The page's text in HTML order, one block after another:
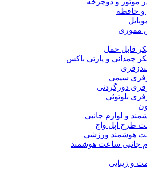
حافظه
مموری
قابل حمل
چمدانی و پارتی باکس
سیمی
دورگردنی
بلوتوثی
و لوازم جانبی
طرح اپل واچ
هوشمند ورزشی
جانبی ساعت هوشمند
و زیبایی